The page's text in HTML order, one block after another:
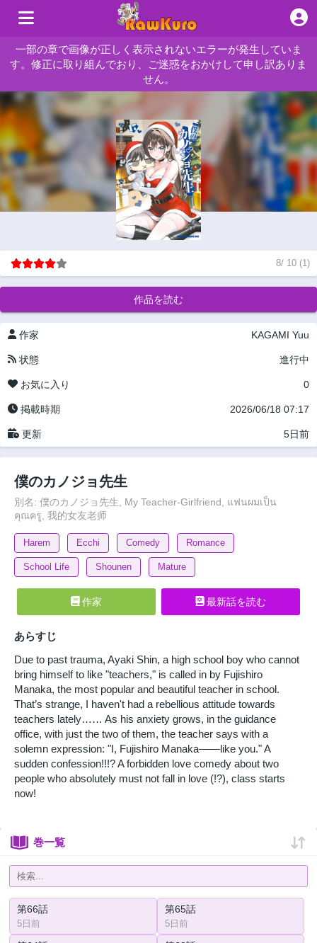
一部の章で画像が正しく表示されないエラーが発生していま
す。修正に取り組んでおり、ご迷惑をおかけして申し訳ありま
せん。
8/ 10 (1)
作品を読む
作家 KAGAMI Yuu
状態 進行中
お気に入り 0
掲載時期 2026/06/18 07:17
更新 5日前
僕のカノジョ先生
別名: 僕のカノジョ先生, My Teacher-Girlfriend, แฟนผมเป็น
คุณครู, 我的女友老师
Harem Ecchi Comedy Romance
School Life Shounen Mature
作家 最新話を読む
あらすじ
Due to past trauma, Ayaki Shin, a high school boy who cannot
bring himself to like "teachers," is called in by Fujishiro
Manaka, the most popular and beautiful teacher in school.
That’s strange, I haven't had a rebellious attitude towards
teachers lately…… As his anxiety grows, in the guidance
office, with just the two of them, the teacher says with a
solemn expression: "I, Fujishiro Manaka――like you." A
sudden confession!!!? A forbidden love comedy about two
people who absolutely must not fall in love (!?), class starts
now!
巻一覧
第66話
5日前
第65話
5日前